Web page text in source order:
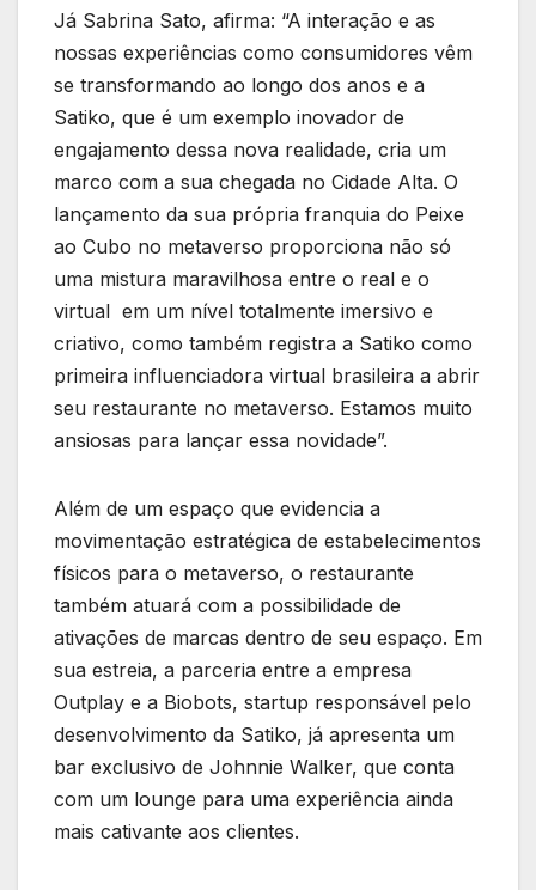
Já Sabrina Sato, afirma: “A interação e as
nossas experiências como consumidores vêm
se transformando ao longo dos anos e a
Satiko, que é um exemplo inovador de
engajamento dessa nova realidade, cria um
marco com a sua chegada no Cidade Alta. O
lançamento da sua própria franquia do Peixe
ao Cubo no metaverso proporciona não só
uma mistura maravilhosa entre o real e o
virtual em um nível totalmente imersivo e
criativo, como também registra a Satiko como
primeira influenciadora virtual brasileira a abrir
seu restaurante no metaverso. Estamos muito
ansiosas para lançar essa novidade”.
Além de um espaço que evidencia a
movimentação estratégica de estabelecimentos
físicos para o metaverso, o restaurante
também atuará com a possibilidade de
ativações de marcas dentro de seu espaço. Em
sua estreia, a parceria entre a empresa
Outplay e a Biobots, startup responsável pelo
desenvolvimento da Satiko, já apresenta um
bar exclusivo de Johnnie Walker, que conta
com um lounge para uma experiência ainda
mais cativante aos clientes.